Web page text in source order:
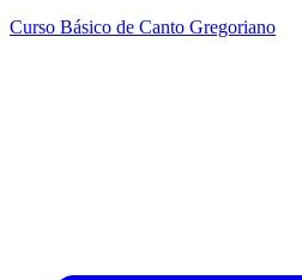
Curso Básico de Canto Gregoriano